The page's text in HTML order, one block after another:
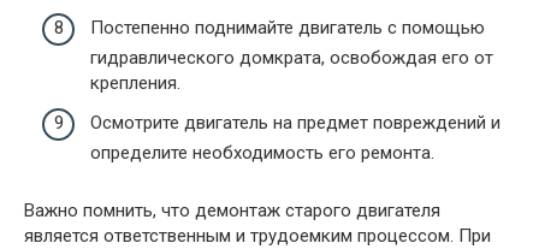
Постепенно поднимайте двигатель с помощью
гидравлического домкрата, освобождая его от
крепления.
Осмотрите двигатель на предмет повреждений и
определите необходимость его ремонта.
Важно помнить, что демонтаж старого двигателя
является ответственным и трудоемким процессом. При